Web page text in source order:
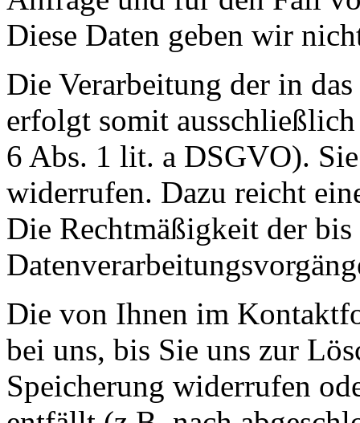
Diese Daten geben wir
Die Verarbeitung der in
erfolgt somit
6 Abs. 1 lit. a DSGVO).
widerrufen. Dazu reicht
Die Rechtmäßigkeit der
Die von Ihnen im
bei uns, bis Sie uns zur
Speicherung widerrufen